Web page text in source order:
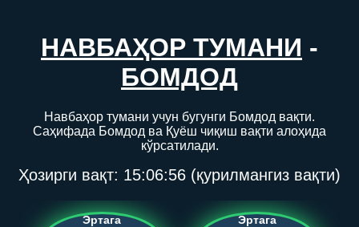
НАВБАҲОР ТУМАНИ -
БОМДОД
Навбаҳор тумани учун бугунги Бомдод вақти.
Саҳифада Бомдод ва Қуёш чиқиш вақти алоҳида
кўрсатилади.
Ҳозирги вақт: 15:06:56 (қурилмангиз вақти)
Эртага Эртага